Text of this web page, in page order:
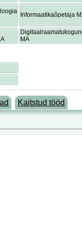
Informaatikaõpetaja
MA
Kaitstud tööd